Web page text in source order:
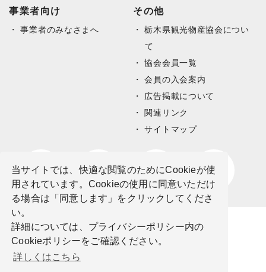
当サイトでは、快適な閲覧のためにCookieが使
用されています。Cookieの使用に同意いただけ
る場合は「同意します」をクリックしてくださ
い。
詳細については、プライバシーポリシー内の
Cookieポリシーをご確認ください。
詳しくはこちら
事業者向け
事業者のみなさまへ
その他
栃木県観光物産協会につい
て
協会会員一覧
会員の入会案内
広告掲載について
関連リンク
サイトマップ